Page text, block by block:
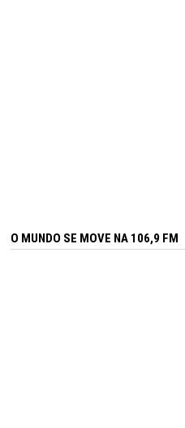
O MUNDO SE MOVE NA 106,9 FM